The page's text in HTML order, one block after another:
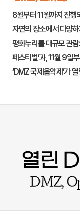
8월부터 11월까지 진행
자연의 장소에서 다양
평화누리를 대규모 관
페스티벌’과, 11월 9일
‘DMZ 국제음악제’가